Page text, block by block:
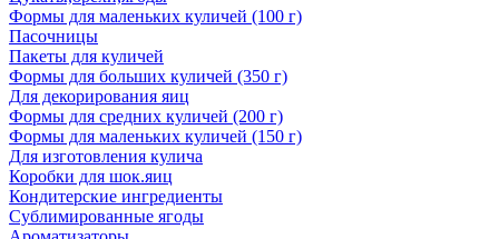
Формы для маленьких куличей (100 г)
Пасочницы
Пакеты для куличей
Формы для больших куличей (350 г)
Для декорирования яиц
Формы для средних куличей (200 г)
Формы для маленьких куличей (150 г)
Для изготовления кулича
Коробки для шок.яиц
Кондитерские ингредиенты
Сублимированные ягоды